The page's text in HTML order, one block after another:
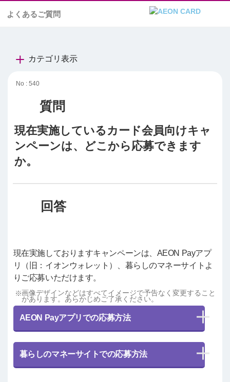
よくあるご質問
カテゴリ表示
No : 540
現在実施しているカード会員向けキャ
ンペーンは、どこから応募できます
か。
現在実施しておりますキャンペーンは、AEON Payアプ
リ（旧：イオンウォレット）、暮らしのマネーサイトよ
りご応募いただけます。
画像デザインなどはすべてイメージで予告なく変更すること
があります。あらかじめご了承ください。
AEON Payアプリでの応募方法
暮らしのマネーサイトでの応募方法